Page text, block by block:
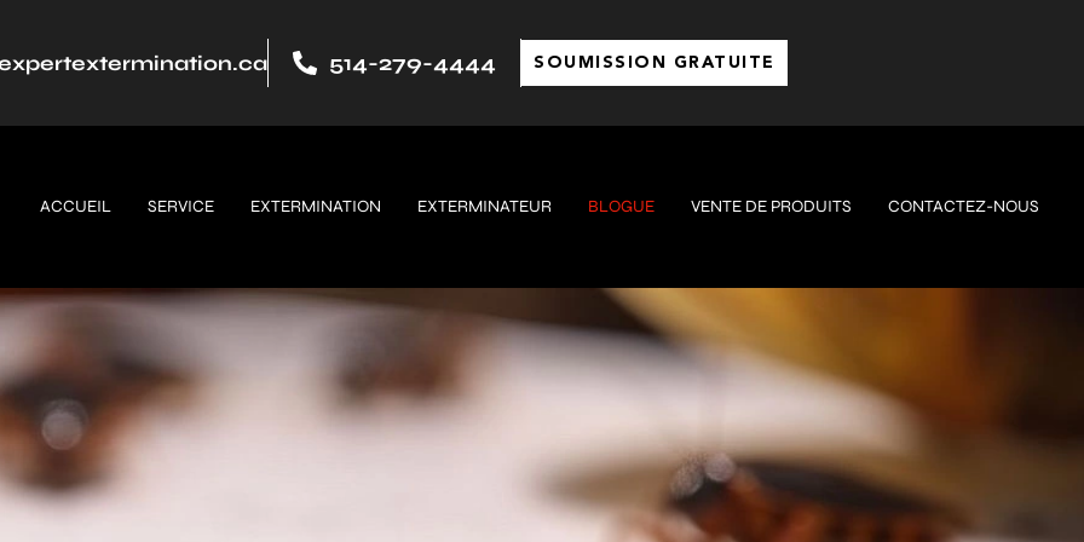
514-279-4444 SOUMISSION GRATUITE
ACCUEIL SERVICE EXTERMINATION EXTERMINATEUR BLOGUE VENTE DE PRODUITS CONTACTEZ-NOUS